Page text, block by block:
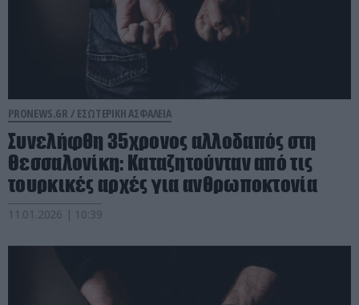
PRONEWS.GR / ΕΣΩΤΕΡΙΚΗ ΑΣΦΑΛΕΙΑ
Συνελήφθη 35χρονος αλλοδαπός στη
Θεσσαλονίκη: Καταζητούνταν από τις
τουρκικές αρχές για ανθρωποκτονία
11.01.2026 | 10:39